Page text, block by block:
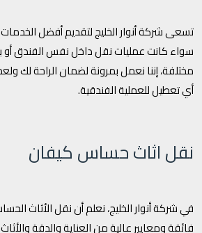
تسعى شركة أنوار الخليج لتقديم أفضل
سواء كانت عمليات نقل داخل نفس الفندق أو
مختلفة، إننا نعمل بمرونة لضمان الراحة لك
أي تعطيل للعملية الفندقية.
نقل اثاث حساس كيفان
في شركة أنوار الخليج، نعلم أن نقل الأثاث
فائقة ومعايير عالية من العناية والدقة